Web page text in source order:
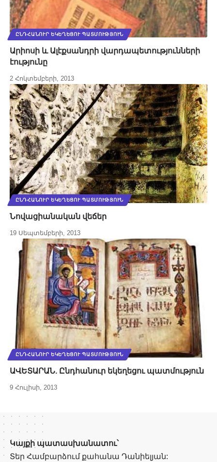
ԸՆԴՀԱՆՈՒՐ ԵԿԵՂԵՑՈՒ ՊԱՏՄՈՒԹՅՈՒՆ
Արիոսի և Ալէքսանդրի վարդապետությունների
էությունը
2 Հոկտեմբերի, 2013
ԸՆԴՀԱՆՈՒՐ ԵԿԵՂԵՑՈՒ ՊԱՏՄՈՒԹՅՈՒՆ
Նովացիանական վեճեր
19 Սեպտեմբերի, 2013
ԸՆԴՀԱՆՈՒՐ ԵԿԵՂԵՑՈՒ ՊԱՏՄՈՒԹՅՈՒՆ
ԱՎԵՏԱՐԱՆ. Ընդհանուր եկեղեցու պատմություն
9 Հուլիսի, 2013
Կայքի պատասխանատու՝
Տեր Համբարձում քահանա Դանիելյան: